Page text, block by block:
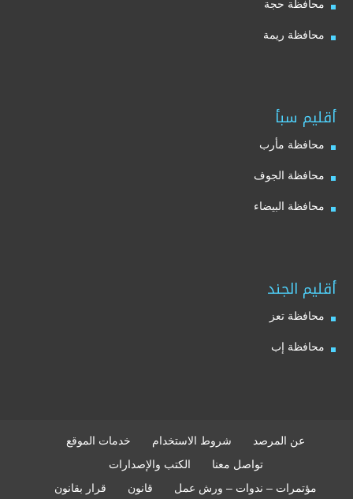
محافظة حجة
محافظة ريمة
أقليم سبأ
محافظة مأرب
محافظة الجوف
محافظة البيضاء
أقليم الجند
محافظة تعز
محافظة إب
عن المرصد شروط الاستخدام
خدمات الموقع
تواصل معنا
الكتب والإصدارات
مؤتمرات – ندوات – ورش عمل
قانون قرار بقانون